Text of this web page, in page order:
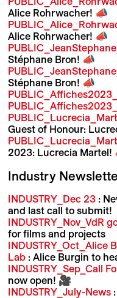
Alice Rohrwacher! 📣
Alice Rohrwacher! 📣
Stéphane Bron! 📣
Stéphane Bron! 📣
Guest of Honour:
2023: Lucrecia Martel!
Industry
INDUSTRY_Dec 23:
and last call to submit!
INDUSTRY_Nov_VdR
for films and projects
INDUSTRY_Oct_Alice
Lab: Alice Burgin to
INDUSTRY_Sep_Call
now open! 🎥
INDUSTRY_July-News: